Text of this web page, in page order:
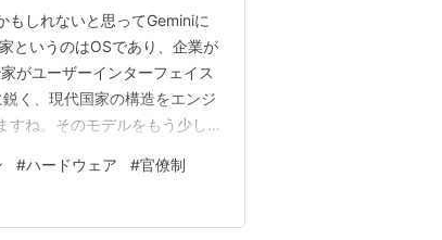
もしれないと思ってGeminiに
というのはOSであり、企業が
がユーザーインターフェイス
く、現代国家の構造をエンジ
すね。そのモデルをもう少し深
国家としての機能 官僚機構
#ハードウェア #官僚制